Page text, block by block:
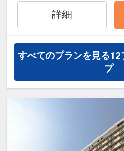
み下さい。
設定期間：2026年4月
31日
インターネットコース
17412956
詳細
すべてのプランを見る12
プ